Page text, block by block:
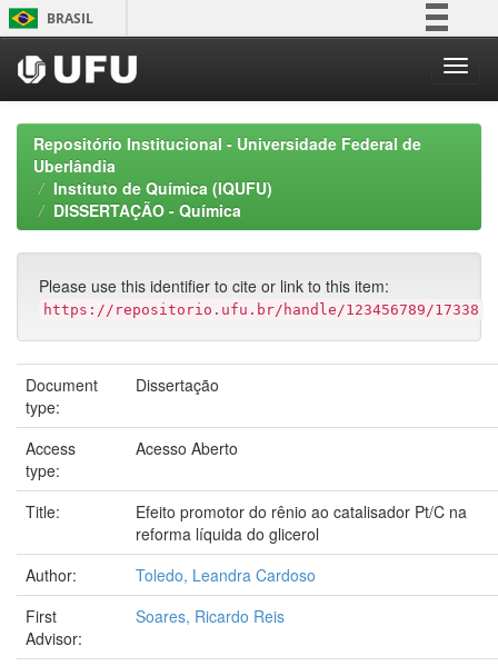
Skip
navigation
BRASIL
Participe
Acesso à informação
Repositório Institucional - Universidade Federal de
Uberlândia
Instituto de Química (IQUFU)
DISSERTAÇÃO - Química
Please use this identifier to cite or link to this item:
https://repositorio.ufu.br/handle/123456789/17338
Document
type:
Dissertação
Access
type:
Acesso Aberto
Title:
Efeito promotor do rênio ao catalisador Pt/C na
reforma líquida do glicerol
Author:
Toledo, Leandra Cardoso
First
Advisor:
Soares, Ricardo Reis